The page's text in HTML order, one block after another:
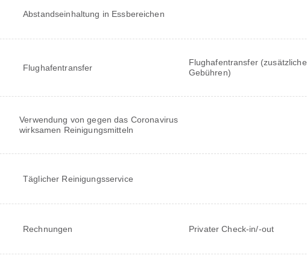
Abstandseinhaltung in Essbereichen
Flughafentransfer
Flughafentransfer (zusätzliche
Gebühren)
Verwendung von gegen das Coronavirus
wirksamen Reinigungsmitteln
Täglicher Reinigungsservice
Rechnungen Privater Check-in/-out